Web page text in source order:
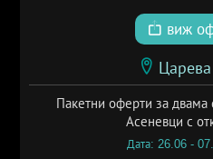
виж
Пакетни оферти за двама
Асеневци с
Дата: 26.06 -